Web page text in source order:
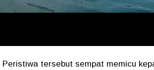
Peristiwa tersebut sempat memicu